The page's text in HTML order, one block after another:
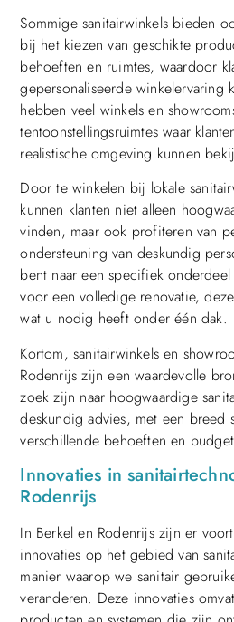
Sommige sanitairwinkels bieden
bij het kiezen van geschikte
behoeften en ruimtes, waardoor
gepersonaliseerde winkelervaring
hebben veel winkels en
tentoonstellingsruimtes waar
realistische omgeving kunnen
Door te winkelen bij lokale
kunnen klanten niet alleen
vinden, maar ook profiteren van
ondersteuning van deskundig
bent naar een specifiek
voor een volledige renovatie,
wat u nodig heeft onder één dak.
Kortom, sanitairwinkels en
Rodenrijs zijn een waardevolle
zoek zijn naar hoogwaardige
deskundig advies, met een breed
verschillende behoeften en
Innovaties in
Rodenrijs
In Berkel en Rodenrijs zijn er
innovaties op het gebied van
manier waarop we sanitair
veranderen. Deze innovaties